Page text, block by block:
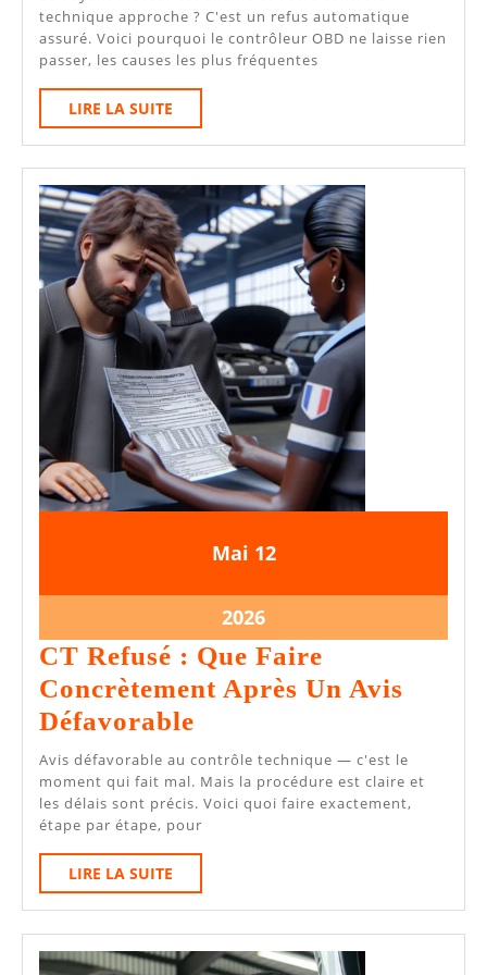
Allumé
Avant
Le
Contrôle
Technique
:
Que
Faire
?
technique approche ? C'est un refus automatique
assuré. Voici pourquoi le contrôleur OBD ne laisse rien
passer, les causes les plus fréquentes
LIRE LA SUITE
LA
SUITE
Mai12
2026
1212
202612
mai
2026
CT Refusé : Que Faire
Concrètement Après Un Avis
Défavorable
Refusé
:
Que
Faire
Concrètement
Après
Un
Avis défavorable au contrôle technique — c'est le
moment qui fait mal. Mais la procédure est claire et
les délais sont précis. Voici quoi faire exactement,
étape par étape, pour
LIRE LA SUITE
LA